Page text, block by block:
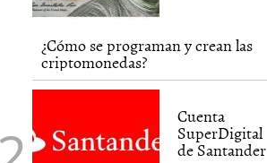
¿Cómo se programan y crean las
criptomonedas?
Cuenta
SuperDigital
de Santander